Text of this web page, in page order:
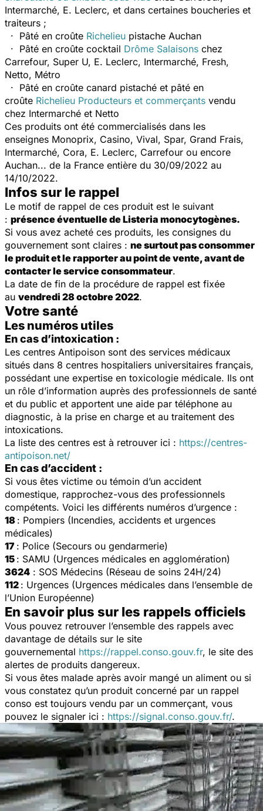
Intermarché, E. Leclerc, et dans certaines boucheries et
traiteurs ;
· Pâté en croûte Richelieu pistache Auchan
· Pâté en croûte cocktail Drôme Salaisons chez
Carrefour, Super U, E. Leclerc, Intermarché, Fresh,
Netto, Métro
· Pâté en croûte canard pistaché et pâté en
croûte Richelieu Producteurs et commerçants vendu
chez Intermarché et Netto
Ces produits ont été commercialisés dans les
enseignes Monoprix, Casino, Vival, Spar, Grand Frais,
Intermarché, Cora, E. Leclerc, Carrefour ou encore
Auchan... de la France entière du 30/09/2022 au
14/10/2022.
Infos sur le rappel
Le motif de rappel de ces produit est le suivant
: présence éventuelle deListeria monocytogènes.
Si vous avez acheté ces produits, les consignes du
gouvernement sont claires : ne surtout pas consommer
le produit et le rapporter au point devente, avant de
contacter le service consommateur.
La date de fin de la procédure de rappel est fixée
au vendredi 28 octobre 2022.
Votre santé
Les numéros utiles
En cas d’intoxication :
Les centres Antipoison sont des services médicaux
situés dans 8 centres hospitaliers universitaires français,
possédant une expertise en toxicologie médicale. Ils ont
un rôle d’information auprès des professionnels de santé
et du public et apportent une aide par téléphone au
diagnostic, à la prise en charge et au traitement des
intoxications.
La liste des centres est à retrouver ici : https://centres-
antipoison.net/
En cas d’accident :
Si vous êtes victime ou témoin d’un accident
domestique, rapprochez-vous des professionnels
compétents. Voici les différents numéros d’urgence :
18 : Pompiers (Incendies, accidents et urgences
médicales)
17 : Police (Secours ou gendarmerie)
15 : SAMU (Urgences médicales en agglomération)
3624 : SOS Médecins (Réseau de soins 24H/24)
112 : Urgences (Urgences médicales dans l’ensemble de
l’Union Européenne)
En savoir plus sur les rappels officiels
Vous pouvez retrouver l’ensemble des rappels avec
davantage de détails sur le site
gouvernemental https://rappel.conso.gouv.fr, le site des
alertes de produits dangereux.
Si vous êtes malade après avoir mangé un aliment ou si
vous constatez qu’un produit concerné par un rappel
conso est toujours vendu par un commerçant, vous
pouvez le signaler ici : https://signal.conso.gouv.fr/.